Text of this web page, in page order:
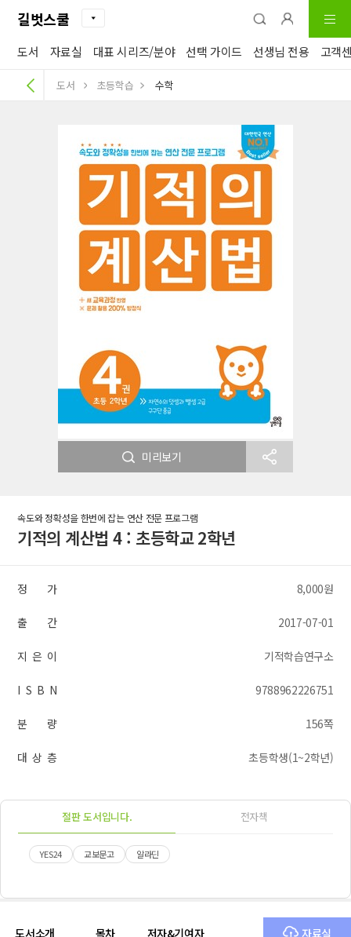
길벗스쿨
도서 자료실 대표 시리즈/분야 선택 가이드 선생님 전용 고객
도서 초등학습 수학
미리보기
속도와 정확성을 한번에 잡는 연산 전문 프로그램
기적의 계산법 4 : 초등학교 2학년
정 가 8,000원
출 간 2017-07-01
지 은 이 기적학습연구소
I S B N 9788962226751
분 량 156쪽
대 상 층 초등학생(1~2학년)
절판 도서입니다. 전자책
YES24 교보문고 알라딘
도서소개 목차 저자&기여자 자료실